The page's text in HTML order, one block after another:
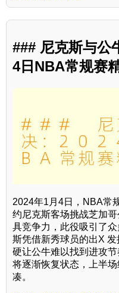
### 尼克斯与公
4日NBA常规赛
2024年1月4日，NBA常
约尼克斯客场挑战芝加
具竞争力，此役吸引了
斯凭借新秀球员的出X
硬让公牛难以找到进攻
将逐渐恢复状态，上半
凑。